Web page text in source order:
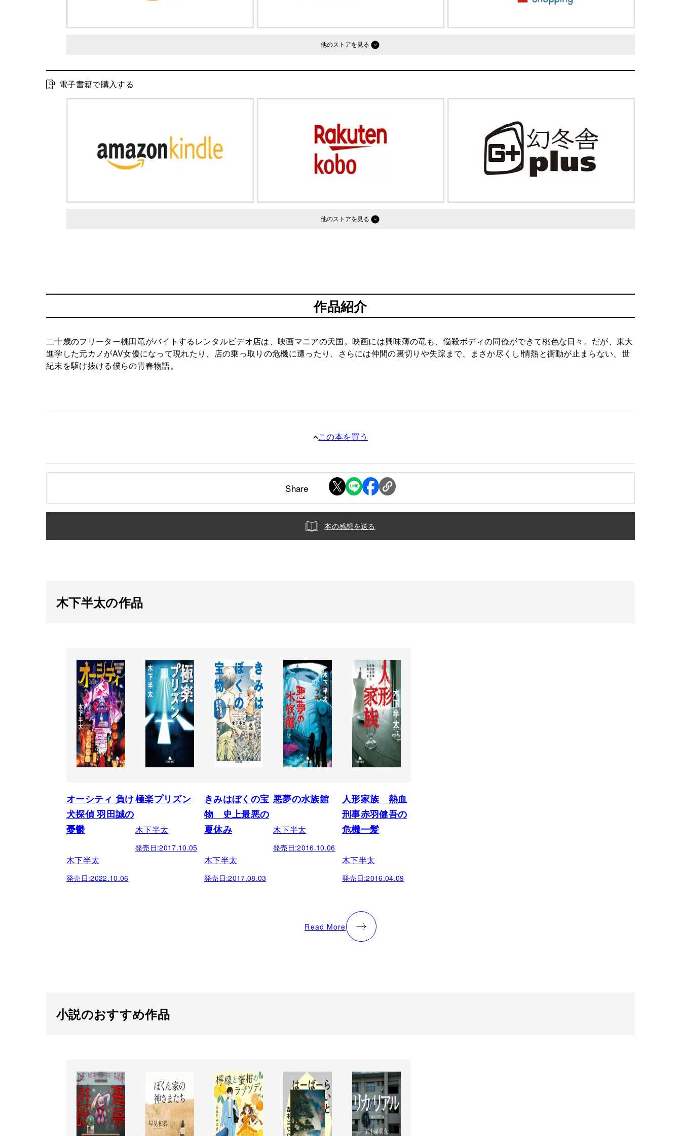
他のストア
電子書籍で購入する
他のストア
作品紹介
二十歳のフリーター桃田竜がバイトするレンタルビデオ店は、映画マニアの天国。映画には興味薄の竜も、悩殺ボディの同僚ができて桃色な日々。だが、東大
進学した元カノがAV女優になって現れたり、店の乗っ取りの危機に遭ったり、さらには仲間の裏切りや失踪まで、まさか尽くし!情熱と衝動が止まらない、世
紀末を駆け抜ける僕らの青春物語。
この本を買う
Share
本の感想を送る
木下半太の作品
オーシティ 負け
犬探偵 羽田誠の
憂鬱
木下半太
発売日:2022.10.06
極楽プリズン
木下半太
発売日:2017.10.05
きみはぼくの宝
物 史上最悪の
夏休み
木下半太
発売日:2017.08.03
悪夢の水族館
木下半太
発売日:2016.10.06
人形家族 熱血
刑事赤羽健吾の
危機一髪
木下半太
発売日:2016.04.09
Read More
小説のおすすめ作品